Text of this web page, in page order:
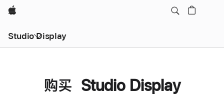
Apple
Studio Display
购买 Studio Display